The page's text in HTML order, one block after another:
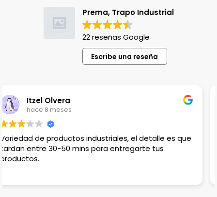
Prema, Trapo Industrial
22 reseñas Google
Escribe una reseña
Lili Lopez
hace 1 año
Venden productos que no en cualquier lado
encuentras, el único detalle es que no hay lugar para
estacionar, en la calle casi no hay porque hay